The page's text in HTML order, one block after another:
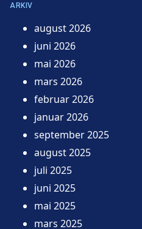
ARKIV
august 2026
juni 2026
mai 2026
mars 2026
februar 2026
januar 2026
september 2025
august 2025
juli 2025
juni 2025
mai 2025
mars 2025